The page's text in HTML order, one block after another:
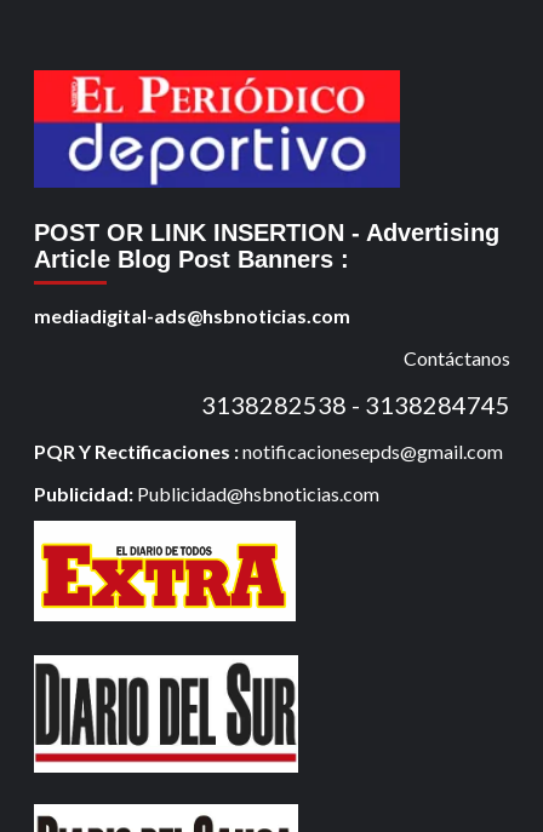
POST OR LINK INSERTION - Advertising
Article Blog Post Banners :
mediadigital-ads@hsbnoticias.com
Contáctanos
3138282538 - 3138284745
PQR Y Rectificaciones :notificacionesepds@gmail.com
Publicidad: Publicidad@hsbnoticias.com